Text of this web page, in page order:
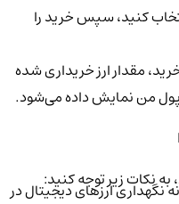
کنید، سپس خرید را
مقدار ارز خریداری شده
من نمایش داده می‌شود.
نکات زیر توجه کنید:
ارزهای دیجیتال در